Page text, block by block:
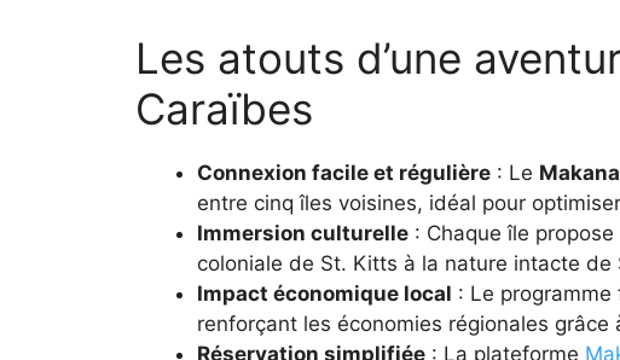
Les atouts d’une
Caraïbes
Connexion facile et régulière : Le
entre cinq îles voisines, idéal pour
Immersion culturelle : Chaque île
coloniale de St. Kitts à la nature intacte de
Impact économique local : Le
renforçant les économies régionales grâce
Réservation simplifiée : La plateforme